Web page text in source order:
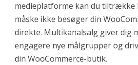
medieplatforme kan du tiltrække
måske ikke besøger din
direkte. Multikanalsalg giver dig
engagere nye målgrupper og
din WooCommerce-butik.